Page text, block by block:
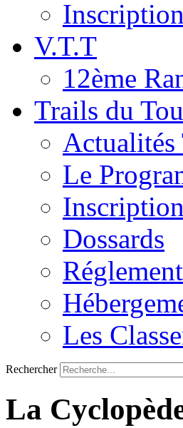
V.T.T
12ème
Trails du
Le
Dossards
Les
Rechercher
La